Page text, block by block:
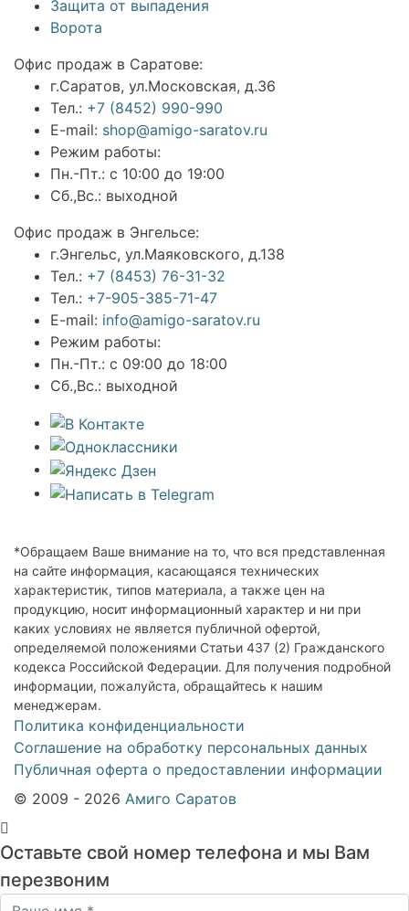
Защита от выпадения
Ворота
Офис продаж в Саратове:
г.Саратов, ул.Московская, д.36
Тел.: +7 (8452) 990-990
E-mail: shop@amigo-saratov.ru
Режим работы:
Пн.-Пт.: с 10:00 до 19:00
Сб.,Вс.: выходной
Офис продаж в Энгельсе:
г.Энгельс, ул.Маяковского, д.138
Тел.: +7 (8453) 76-31-32
Тел.: +7-905-385-71-47
E-mail: info@amigo-saratov.ru
Режим работы:
Пн.-Пт.: с 09:00 до 18:00
Сб.,Вс.: выходной
*Обращаем Ваше внимание на то, что вся представленная
на сайте информация, касающаяся технических
характеристик, типов материала, а также цен на
продукцию, носит информационный характер и ни при
каких условиях не является публичной офертой,
определяемой положениями Статьи 437 (2) Гражданского
кодекса Российской Федерации. Для получения подробной
информации, пожалуйста, обращайтесь к нашим
менеджерам.
Политика конфиденциальности
Соглашение на обработку персональных данных
Публичная оферта о предоставлении информации
© 2009 - 2026 Амиго Саратов
Оставьте свой номер телефона и мы Вам
перезвоним